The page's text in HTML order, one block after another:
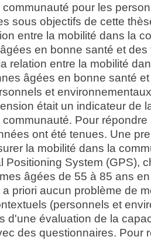
communauté pour les
sous objectifs de cette
entre la mobilité dans la
en bonne santé et
relation entre la mobilité
âgées en bonne santé
et
était un indicateur de
Pour
ont été tenues. Une
la mobilité dans la
Positioning System (GPS),
âgées de 55 à 85 ans
priori aucun problème de
(personnels et
d'une évaluation de la
des questionnaires. Pour